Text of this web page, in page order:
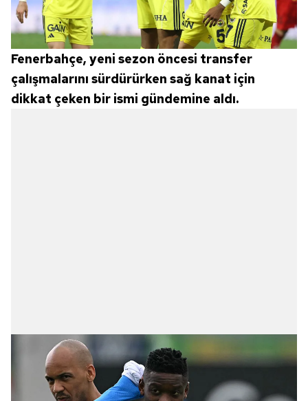
Fenerbahçe, yeni sezon öncesi transfer
çalışmalarını sürdürürken sağ kanat için
dikkat çeken bir ismi gündemine aldı.